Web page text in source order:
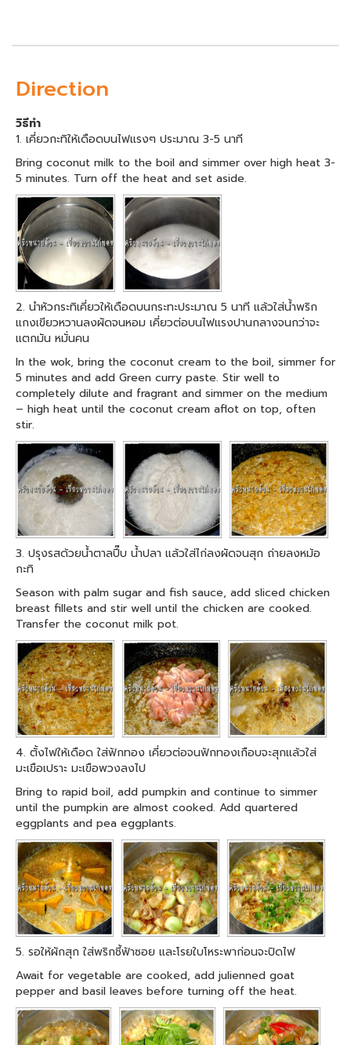
Direction
วิธีทำ
1. เคี่ยวกะทิให้เดือดบนไฟแรงๆ ประมาณ 3-5 นาที
Bring coconut milk to the boil and simmer over high heat 3-
5 minutes. Turn off the heat and set aside.
2. นำหัวกระทิเคี่ยวให้เดือดบนกระทะประมาณ 5 นาที แล้วใส่น้ำพริก
แกงเขียวหวานลงผัดจนหอม เคี่ยวต่อบนไฟแรงปานกลางจนกว่าจะ
แตกมัน หมั่นคน
In the wok, bring the coconut cream to the boil, simmer for
5 minutes and add Green curry paste. Stir well to
completely dilute and fragrant and simmer on the medium
– high heat until the coconut cream aflot on top, often
stir.
3. ปรุงรสด้วยน้ำตาลปี๊บ น้ำปลา แล้วใส่ไก่ลงผัดจนสุก ถ่ายลงหม้อ
กะทิ
Season with palm sugar and fish sauce, add sliced chicken
breast fillets and stir well until the chicken are cooked.
Transfer the coconut milk pot.
4. ตั้งไฟให้เดือด ใส่ฟักทอง เคี่ยวต่อจนฟักทองเกือบจะสุกแล้วใส่
มะเขือเปราะ มะเขือพวงลงไป
Bring to rapid boil, add pumpkin and continue to simmer
until the pumpkin are almost cooked. Add quartered
eggplants and pea eggplants.
5. รอให้ผักสุก ใส่พริกชี้ฟ้าซอย และโรยใบโหระพาก่อนจะปิดไฟ
Await for vegetable are cooked, add julienned goat
pepper and basil leaves before turning off the heat.